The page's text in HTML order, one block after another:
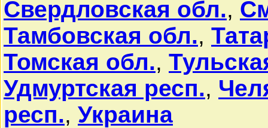
Свердловская обл.,
Тамбовская обл.,
Томская обл.,
Удмуртская респ.,
респ., Украина